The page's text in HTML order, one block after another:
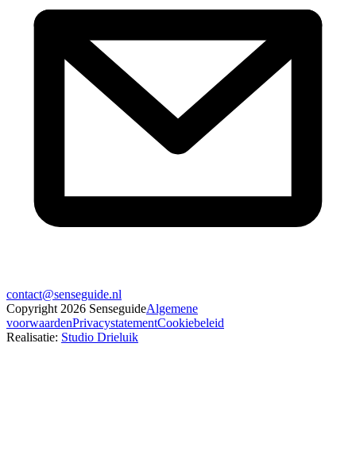
contact@senseguide.nl
Copyright 2026 SenseguideAlgemene
voorwaardenPrivacystatementCookiebeleid
Realisatie: Studio Drieluik